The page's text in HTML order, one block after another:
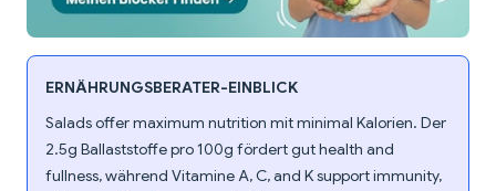
ERNÄHRUNGSBERATER-EINBLICK
Salads offer maximum nutrition mit minimal Kalorien. Der
2.5g Ballaststoffe pro 100g fördert gut health and
fullness, während Vitamine A, C, and K support immunity,